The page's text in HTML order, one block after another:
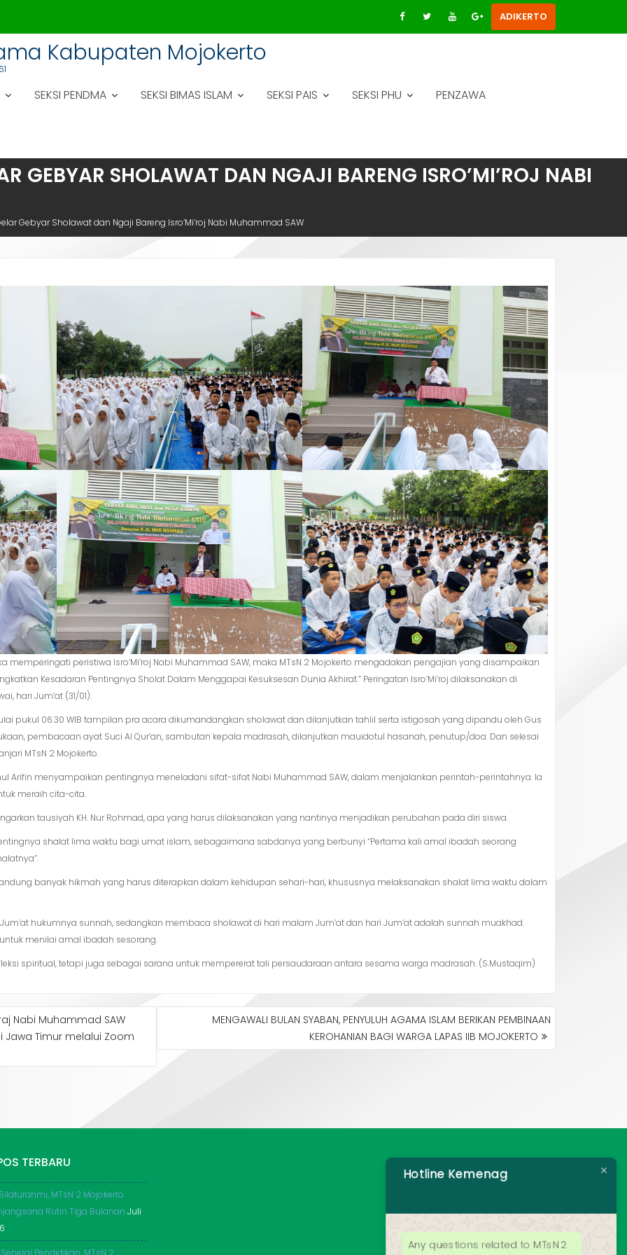
ADIKERTO
Kabupaten Mojokerto
SEKSI PENDMA SEKSI BIMAS ISLAM SEKSI PAIS SEKSI PHU PENZAWA
GEBYAR SHOLAWAT DAN NGAJI BARENG ISRO’MI’ROJ NABI
Gebyar Sholawat dan Ngaji Bareng Isro’Mi’roj Nabi Muhammad SAW
memperingati peristiwa Isro’Mi’roj Nabi Muhammad SAW, maka MTsN 2 Mojokerto mengadakan pengajian yang disampaikan
Kesadaran Pentingnya Sholat Dalam Menggapai Kesuksesan Dunia Akhirat.” Peringatan Isro’Mi’roj dilaksanakan di
hari Jum’at (31/01).
pukul 06.30 WIB tampilan pra acara dikumandangkan sholawat dan dilanjutkan tahlil serta istigosah yang dipandu oleh Gus
pembacaan ayat Suci Al Qur’an, sambutan kepala madrasah, dilanjutkan mauidotul hasanah, penutup/doa. Dan selesai
MTsN 2 Mojokerto.
Arifin menyampaikan pentingnya meneladani sifat-sifat Nabi Muhammad SAW, dalam menjalankan perintah-perintahnya. Ia
meraih cita-cita.
tausiyah KH. Nur Rohmad, apa yang harus dilaksanakan yang nantinya menjadikan perubahan pada diri siswa.
shalat lima waktu bagi umat islam, sebagaimana sabdanya yang berbunyi “Pertama kali amal ibadah seorang
banyak hikmah yang harus diterapkan dalam kehidupan sehari-hari, khususnya melaksanakan shalat lima waktu dalam
hukumnya sunnah, sedangkan membaca sholawat di hari malam Jum’at dan hari Jum’at adalah sunnah muakhad.
menilai amal ibadah sesorang.
spiritual, tetapi juga sebagai sarana untuk mempererat tali persaudaraan antara sesama warga madrasah. (S.Mustaqim)
Nabi Muhammad SAW
Jawa Timur melalui Zoom
MENGAWALI BULAN SYABAN, PENYULUH AGAMA ISLAM BERIKAN PEMBINAAN
KEROHANIAN BAGI WARGA LAPAS IIB MOJOKERTO
TERBARU
MTsN 2 Mojokerto
Rutin Tiga Bulanan Juli
Hotline Kemenag
Any questions related to MTsN 2